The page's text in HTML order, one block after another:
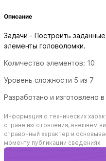
Описание
Задачи - Построить
элементы головоломки.
Количество элементов: 10
Уровень сложности 5 из 7
Разработано и изготовлено
Информация о технических
стране изготовления, внешнем
справочный характер и
моменту публикации сведениях